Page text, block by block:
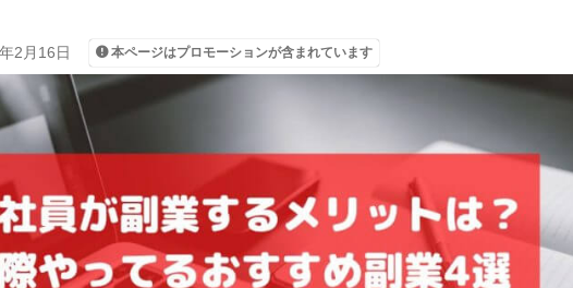
2月16日 本ページはプロモーションが含まれています